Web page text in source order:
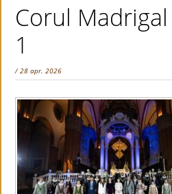
Corul
1
/ 28 apr. 2026